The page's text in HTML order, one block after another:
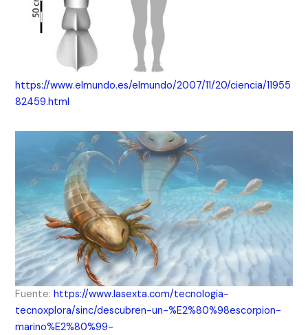
https://www.elmundo.es/elmundo/2007/11/20/ciencia/11955
82459.html
Fuente:https://www.lasexta.com/tecnologia-
tecnoxplora/sinc/descubren-un-%E2%80%98escorpion-
marino%E2%80%99-